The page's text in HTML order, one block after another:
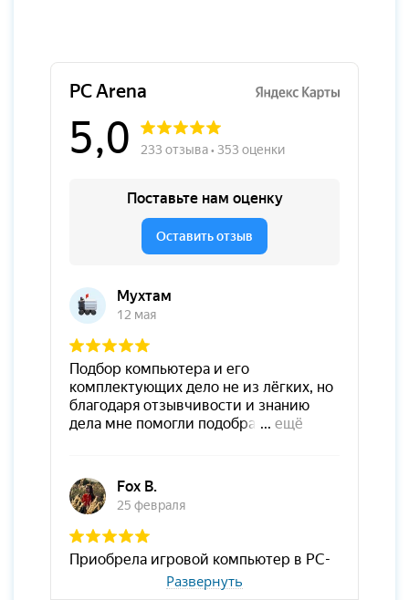
Развернуть